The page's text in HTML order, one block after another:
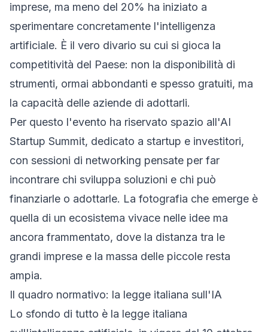
imprese, ma meno del 20% ha iniziato a
sperimentare concretamente l'intelligenza
artificiale. È il vero divario su cui si gioca la
competitività del Paese: non la disponibilità di
strumenti, ormai abbondanti e spesso gratuiti, ma
la capacità delle aziende di adottarli.
Per questo l'evento ha riservato spazio all'AI
Startup Summit, dedicato a startup e investitori,
con sessioni di networking pensate per far
incontrare chi sviluppa soluzioni e chi può
finanziarle o adottarle. La fotografia che emerge è
quella di un ecosistema vivace nelle idee ma
ancora frammentato, dove la distanza tra le
grandi imprese e la massa delle piccole resta
ampia.
Il quadro normativo: la legge italiana sull'IA
Lo sfondo di tutto è la legge italiana